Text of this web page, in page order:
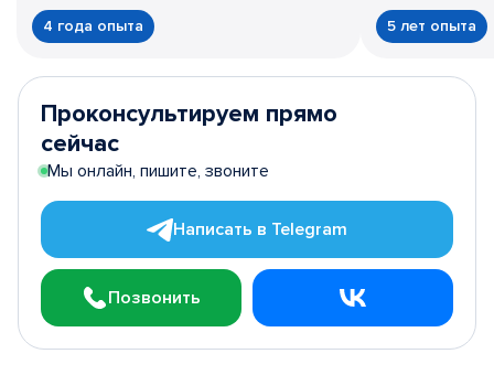
4 года опыта 5 лет опыта
Проконсультируем прямо
сейчас
Мы онлайн, пишите, звоните
Написать в Telegram
Позвонить